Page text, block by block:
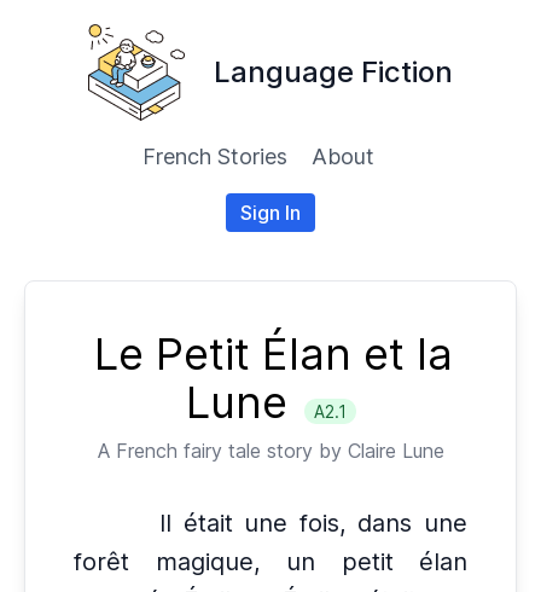
Language Fiction
French Stories About
Sign In
Le Petit Élan et la
Lune
A2.1
A French fairy tale story by Claire Lune
Il était une fois, dans une
forêt magique, un petit élan